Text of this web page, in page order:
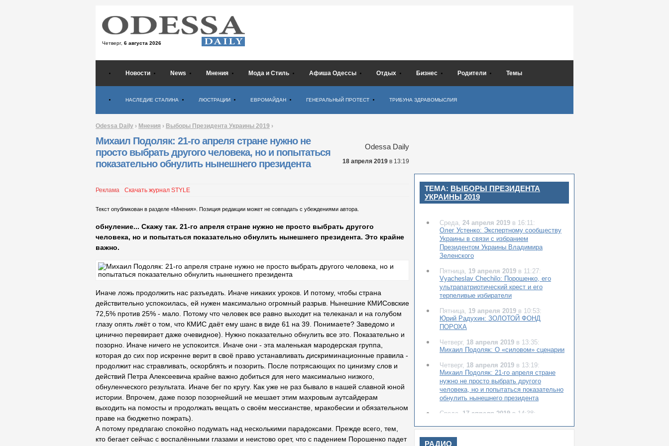
Четверг, 6 августа 2026
Новости News Мнения Мода и Стиль Афиша Одессы Отдых Бизнес Родители Темы
НАСЛЕДИЕ СТАЛИНА ЛЮСТРАЦИИ ЕВРОМАЙДАН ГЕНЕРАЛЬНЫЙ ПРОТЕСТ ТРИБУНА ЗДРАВОМЫСЛИЯ
Odessa Daily › Мнения › Выборы Президента Украины 2019 ›
Михаил Подоляк: 21-го апреля стране нужно не
просто выбрать другого человека, но и попытаться
показательно обнулить нынешнего президента
Odessa Daily
18 апреля 2019 в 13:19
Реклама Скачать журнал STYLE
Текст опубликован в разделе «Мнения». Позиция редакции может не совпадать с убеждениями автора.
обнуление... Скажу так. 21-го апреля стране нужно не просто выбрать другого
человека, но и попытаться показательно обнулить нынешнего президента. Это крайне
важно.
Иначе ложь продолжить нас разъедать. Иначе никаких уроков. И потому, чтобы страна
действительно успокоилась, ей нужен максимально огромный разрыв. Нынешние КМИСовские
72,5% против 25% - мало. Потому что человек все равно выходит на телеканал и на голубом
глазу опять лжёт о том, что КМИС даёт ему шанс в виде 61 на 39. Понимаете? Заведомо и
цинично перевирает даже очевидное). Нужно показательно обнулить все это. Показательно и
позорно. Иначе ничего не успокоится. Иначе они - эта маленькая мародерская группа,
которая до сих пор искренне верит в своё право устанавливать дискриминационные правила -
продолжит нас стравливать, оскорблять и позорить. После потрясающих по цинизму слов и
действий Петра Алексеевича крайне важно добиться для него максимально низкого,
обнуленческого результата. Иначе бег по кругу. Как уже не раз бывало в нашей славной юной
истории. Впрочем, даже позор позорнейший не мешает этим махровым аутсайдерам
выходить на помосты и продолжать вещать о своём мессианстве, мракобесии и обязательном
праве на бюджетно пожрать).
А потому предлагаю спокойно подумать над несколькими парадоксами. Прежде всего, тем,
кто бегает сейчас с воспалёнными глазами и неистово орет, что с падением Порошенко падет
ТЕМА: ВЫБОРЫ ПРЕЗИДЕНТА
УКРАИНЫ 2019
Среда, 24 апреля 2019 в 16:11:
Олег Устенко: Экспертному сообществу
Украины в связи с избранием
Президентом Украины Владимира
Зеленского
Пятница, 19 апреля 2019 в 11:27:
Vyacheslav Chechilo: Порошенко, его
ультрапатриотический крест и его
терпеливые избиратели
Пятница, 19 апреля 2019 в 10:53:
Юрий Радухин: ЗОЛОТОЙ ФОНД
ПОРОХА
Четверг, 18 апреля 2019 в 13:35:
Михаил Подоляк: О «силовом» сценарии
Четверг, 18 апреля 2019 в 13:19:
Михаил Подоляк: 21-го апреля стране
нужно не просто выбрать другого
человека, но и попытаться показательно
обнулить нынешнего президента
Среда, 17 апреля 2019 в 14:38:
украинская элита у разбитого корыта
РАДИО